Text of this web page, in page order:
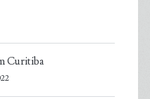
Curitiba